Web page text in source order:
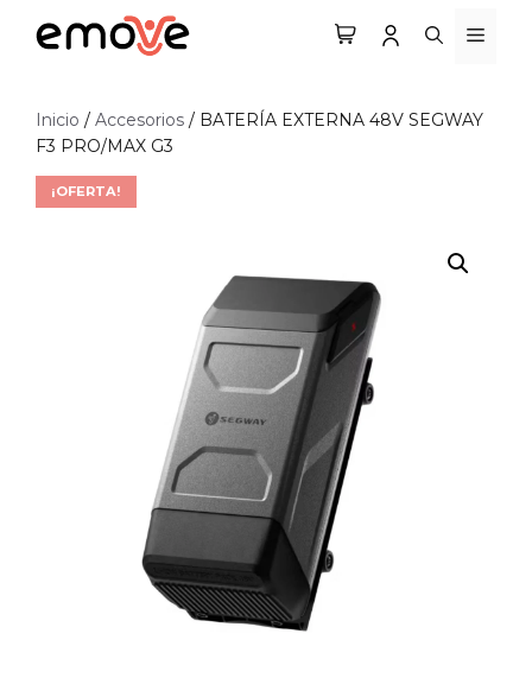
Inicio / Accesorios / BATERÍA EXTERNA 48V SEGWAY
F3 PRO/MAX G3
¡OFERTA!